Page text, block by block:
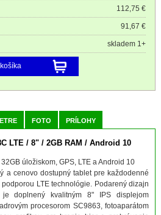
112,75 €
91,67 €
skladem 1+
FOTO PRÍLOHY
LTE / 8" / 2GB RAM / Android 10
úložiskom, GPS, LTE a Android 10
a cenovo dostupný tablet pre každodenné
LTE technológie. Podarený dizajn
doplnený kvalitným 8" IPS displejom
procesorom SC9863, fotoaparátom